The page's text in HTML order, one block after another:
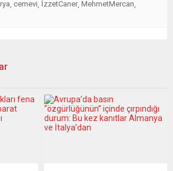
cemevi İzzetCaner MehmetMercan